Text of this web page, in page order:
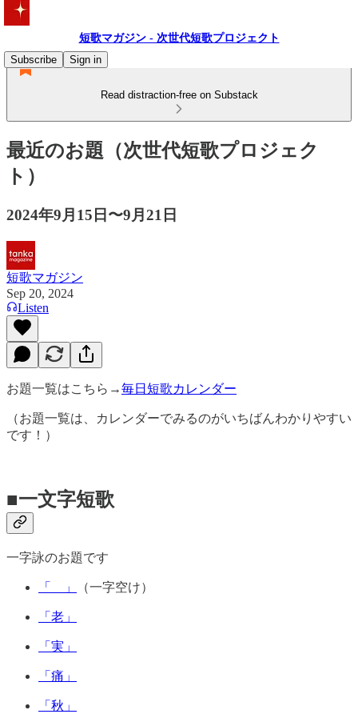
短歌マガジン - 次世代短歌プロジェクト
Subscribe
Sign in
Read distraction-free on Substack
最近のお題（次世代短歌プロジェク
ト）
2024年9月15日〜9月21日
短歌マガジン
Sep 20, 2024
Listen
お題一覧はこちら→毎日短歌カレンダー
（お題一覧は、カレンダーでみるのがいちばんわかりやすい
です！）
■一文字短歌
一字詠のお題です
「 」 （一字空け）
「老」
「実」
「痛」
「秋」